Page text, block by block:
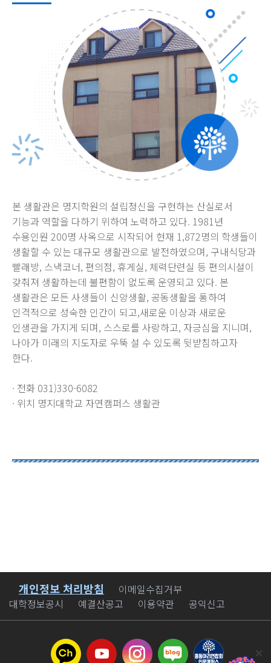
본 생활관은 명지학원의 설립정신을 구현하는 산실로서
기능과 역할을 다하기 위하여 노력하고 있다. 1981년
수용인원 200명 사옥으로 시작되어 현재 1,872명의 학생들이
생활할 수 있는 대규모 생활관으로 발전하였으며, 구내식당과
빨래방, 스낵코너, 편의점, 휴게실, 체력단련실 등 편의시설이
갖춰져 생활하는데 불편함이 없도록 운영되고 있다. 본
생활관은 모든 사생들이 신앙생활, 공동생활을 통하여
인격적으로 성숙한 인간이 되고,새로운 이상과 새로운
인생관을 가지게 되며, 스스로를 사랑하고, 자긍심을 지니며,
나아가 미래의 지도자로 우뚝 설 수 있도록 뒷받침하고자
한다.
· 전화 031)330-6082
· 위치 명지대학교 자연캠퍼스 생활관
바로가기
개인정보 처리방침
이메일수집거부
대학정보공시
예결산공고 이용약관 공익신고